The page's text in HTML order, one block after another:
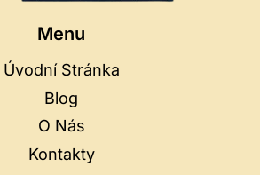
Menu
Úvodní Stránka
Blog
O Nás
Kontakty